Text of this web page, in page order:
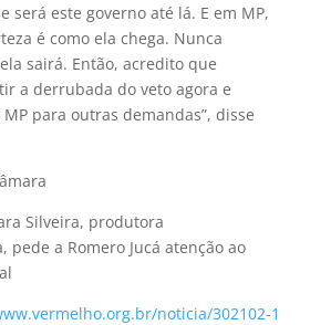
será este governo até lá. E em MP,
é como ela chega. Nunca
sairá. Então, acredito que
a derrubada do veto agora e
para outras demandas”, disse
Silveira, produtora
pede a Romero Jucá atenção ao
noticia/302102-1